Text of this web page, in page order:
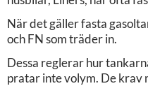
När det gäller fasta
och FN som träder in.
Dessa reglerar hur
pratar inte volym. De krav